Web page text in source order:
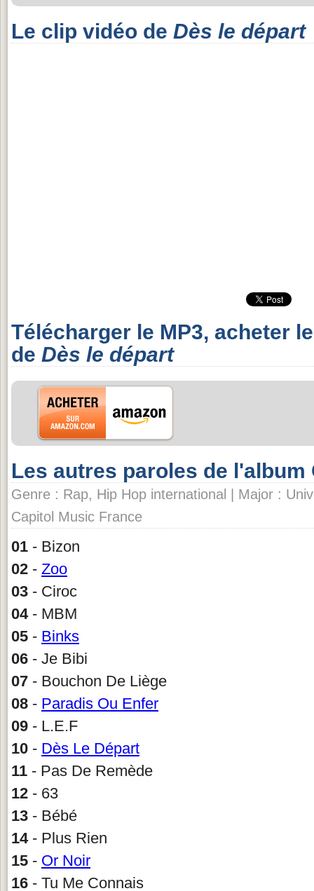
Le clip vidéo de Dès le départ
Télécharger le MP3, acheter
de Dès le départ
Les autres paroles de l'album
Genre : Rap, Hip Hop international | Major :
Capitol Music France
01 - Bizon
02 - Zoo
03 - Ciroc
04- MBM
05 - Binks
06 - Je Bibi
07 - Bouchon De Liège
08 - Paradis Ou Enfer
09 - L.E.F
10 - Dès Le Départ
11 - Pas De Remède
12 - 63
13 - Bébé
14- Plus Rien
15 - Or Noir
16 - Tu Me Connais